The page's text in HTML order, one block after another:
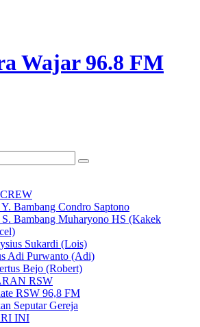
Wajar 96.8 FM
Bambang Condro Saptono
Bambang Muharyono HS (Kakek
Sukardi (Lois)
Adi Purwanto (Adi)
Bejo (Robert)
RSW
RSW 96,8 FM
Seputar Gereja
INI